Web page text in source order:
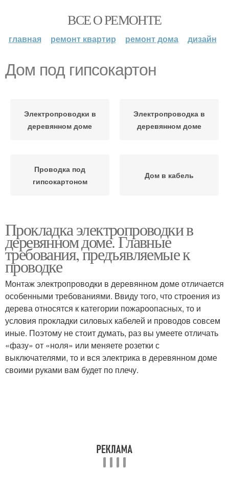
ВСЕ О РЕМОНТЕ
главная ремонт квартир ремонт дома дизайн
Дом под гипсокартон
Электропроводки в
деревянном доме
Электропроводка в
деревянном доме
Проводка под
гипсокартоном
Дом в кабель
Прокладка электропроводки в
деревянном доме. Главные
требования, предъявляемые к
проводке
Монтаж электропроводки в деревянном доме отличается
особенными требованиями. Ввиду того, что строения из
дерева относятся к категории пожароопасных, то и
условия прокладки силовых кабелей и проводов совсем
иные. Поэтому не стоит думать, раз вы умеете отличать
«фазу» от «ноля» или меняете розетки с
выключателями, то и вся электрика в деревянном доме
своими руками вам будет по плечу.